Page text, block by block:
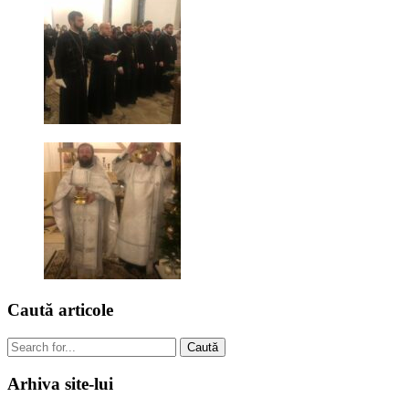
Caută articole
Caută
Arhiva site-lui